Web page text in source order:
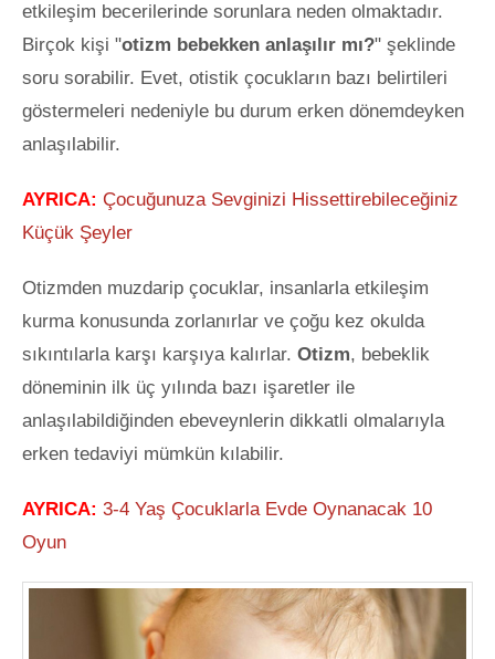
etkileşim becerilerinde sorunlara neden olmaktadır.
Birçok kişi "otizm bebekken anlaşılır mı?" şeklinde
soru sorabilir. Evet, otistik çocukların bazı belirtileri
göstermeleri nedeniyle bu durum erken dönemdeyken
anlaşılabilir.
AYRICA: Çocuğunuza Sevginizi Hissettirebileceğiniz
Küçük Şeyler
Otizmden muzdarip çocuklar, insanlarla etkileşim
kurma konusunda zorlanırlar ve çoğu kez okulda
sıkıntılarla karşı karşıya kalırlar. Otizm, bebeklik
döneminin ilk üç yılında bazı işaretler ile
anlaşılabildiğinden ebeveynlerin dikkatli olmalarıyla
erken tedaviyi mümkün kılabilir.
AYRICA: 3-4 Yaş Çocuklarla Evde Oynanacak 10
Oyun